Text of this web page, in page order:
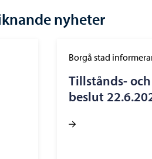
nyheter
Borgå stad
Tillstånds-
beslut